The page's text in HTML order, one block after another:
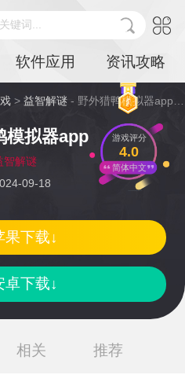
键词...
软件应用 资讯攻略
>益智解谜 - 野外猎鸭模拟器app详情
模拟器app
智解谜
09-18
游戏评分
4.0
简体中文
卓下载↓
果下载↓
相关 推荐